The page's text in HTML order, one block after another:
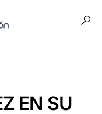
EN SU